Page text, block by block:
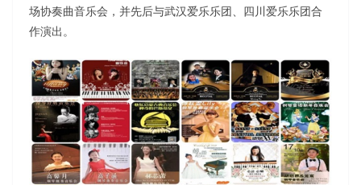
场协奏曲音乐会，并先后与武汉爱乐乐团、四川爱乐乐团合
作演出。